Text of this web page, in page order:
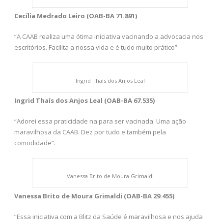
Cecília Medrado Leiro (OAB-BA 71.891)
“A CAAB realiza uma ótima iniciativa vacinando a advocacia nos
escritórios. Facilita a nossa vida e é tudo muito prático”.
Ingrid Thaís dos Anjos Leal
Ingrid Thaís dos Anjos Leal (OAB-BA 67.535)
“Adorei essa praticidade na para ser vacinada. Uma ação
maravilhosa da CAAB. Dez por tudo e também pela
comodidade”.
Vanessa Brito de Moura Grimaldi
Vanessa Brito de Moura Grimaldi (OAB-BA 29.455)
“Essa iniciativa com a Blitz da Saúde é maravilhosa e nos ajuda